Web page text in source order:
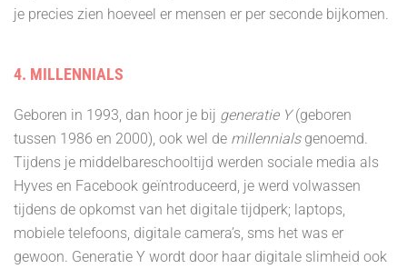
je precies zien hoeveel er mensen er per seconde bijkomen.
4. MILLENNIALS
Geboren in 1993, dan hoor je bij generatie Y(geboren
tussen 1986 en 2000), ook wel de millennialsgenoemd.
Tijdens je middelbareschooltijd werden sociale media als
Hyves en Facebook geïntroduceerd, je werd volwassen
tijdens de opkomst van het digitale tijdperk; laptops,
mobiele telefoons, digitale camera’s, sms het was er
gewoon. Generatie Y wordt door haar digitale slimheid ook